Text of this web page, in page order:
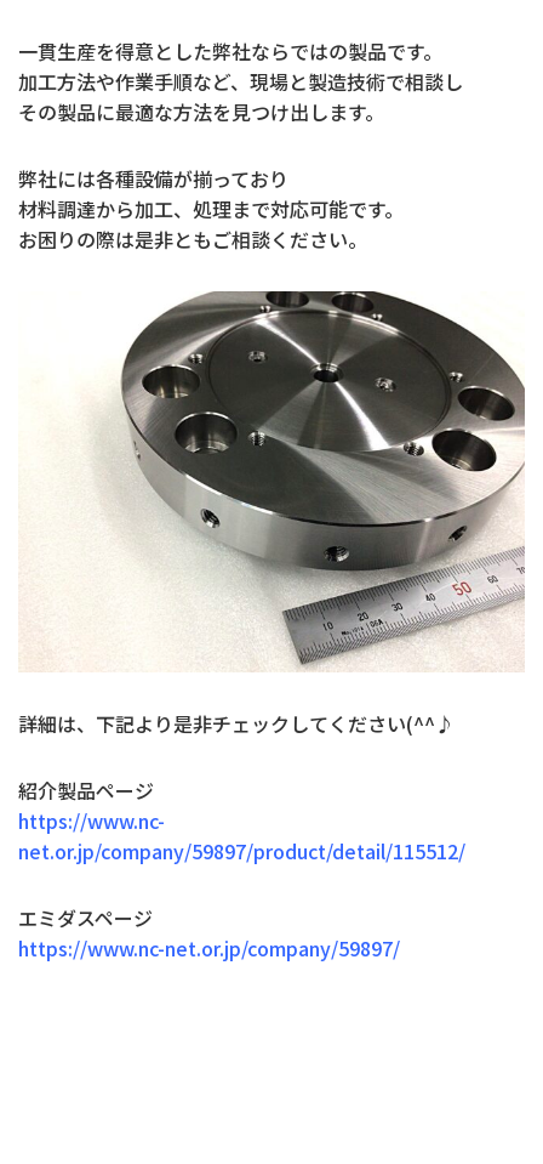
一貫生産を得意とした弊社ならではの製品です。
加工方法や作業手順など、現場と製造技術で相談し
その製品に最適な方法を見つけ出します。
弊社には各種設備が揃っており
材料調達から加工、処理まで対応可能です。
お困りの際は是非ともご相談ください。
詳細は、下記より是非チェックしてください(^^♪
紹介製品ページ
https://www.nc-
net.or.jp/company/59897/product/detail/115512/
エミダスページ
https://www.nc-net.or.jp/company/59897/